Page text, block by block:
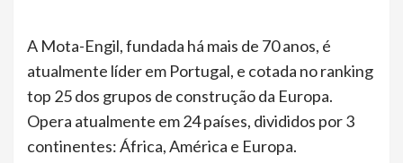
A Mota-Engil, fundada há mais de 70 anos, é
atualmente líder em Portugal, e cotada no ranking
top 25 dos grupos de construção da Europa.
Opera atualmente em 24 países, divididos por 3
continentes: África, América e Europa.